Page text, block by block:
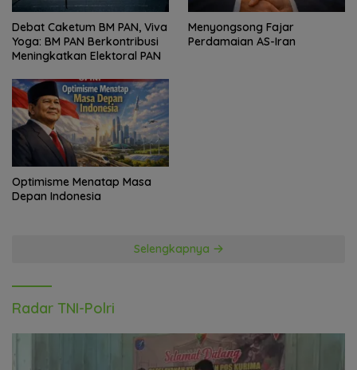
Debat Caketum BM PAN, Viva
Yoga: BM PAN Berkontribusi
Meningkatkan Elektoral PAN
Menyongsong Fajar
Perdamaian AS-Iran
Optimisme Menatap Masa
Depan Indonesia
Selengkapnya
Radar TNI-Polri